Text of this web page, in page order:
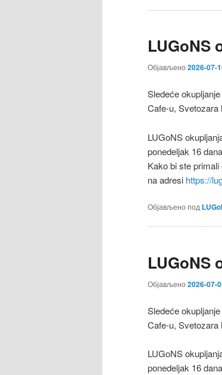
LUGoNS
Објављено 2026-07-
Sledeće
Cafe-u, Svetozara
LUGoNS
ponedeljak 16
Kako bi ste
na adresi https://
Објављено под
LUGoNS
Објављено 2026-07-
Sledeće
Cafe-u, Svetozara
LUGoNS
ponedeljak 16